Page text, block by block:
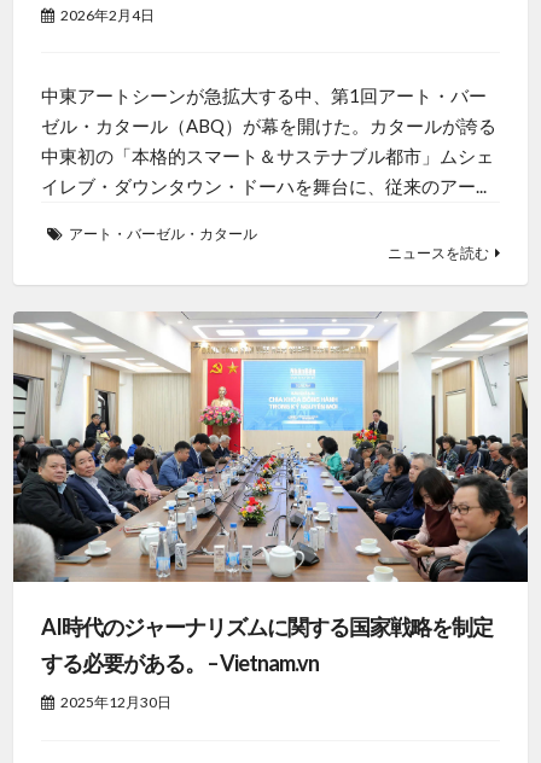
2026年2月4日
中東アートシーンが急拡大する中、第1回アート・バー
ゼル・カタール（ABQ）が幕を開けた。カタールが誇る
中東初の「本格的スマート＆サステナブル都市」ムシェ
イレブ・ダウンタウン・ドーハを舞台に、従来のアー...
アート・バーゼル・カタール
ニュースを読む
AI時代のジャーナリズムに関する国家戦略を制定
する必要がある。 – Vietnam.vn
2025年12月30日